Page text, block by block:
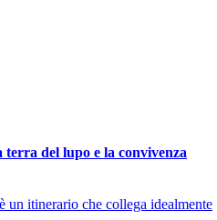
del lupo e la convivenza
un itinerario che collega idealmente